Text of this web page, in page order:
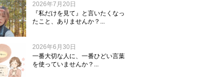
2026年7月20日
『私だけを見て』と言いたくなっ
たこと、ありませんか？...
2026年6月30日
一番大切な人に、一番ひどい言葉
を使っていませんか？...